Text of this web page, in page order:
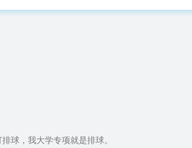
球，我大学专项就是排球。